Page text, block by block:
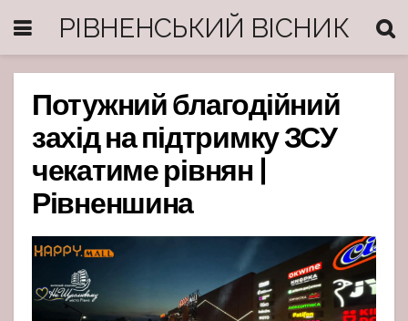
РІВНЕНСЬКИЙ ВІСНИК
Потужний благодійний
захід на підтримку ЗСУ
чекатиме рівнян |
Рівненшина